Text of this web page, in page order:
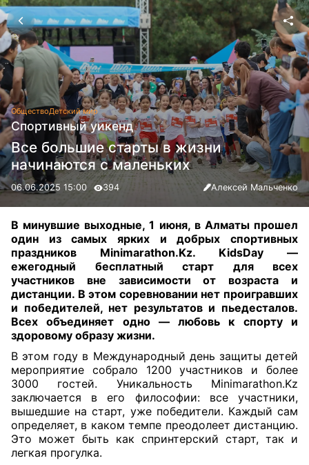
ОбществоДетский мир
Спортивный уикенд
Все большие старты в жизни
начинаются с маленьких
06.06.2025 15:00 394 Алексей Мальченко
В минувшие выходные, 1 июня, в Алматы прошел
один из самых ярких и добрых спортивных
праздников Minimarathon.Kz. KidsDay —
ежегодный бесплатный старт для всех
участников вне зависимости от возраста и
дистанции. В этом соревновании нет проигравших
и победителей, нет результатов и пьедесталов.
Всех объединяет одно — любовь к спорту и
здоровому образу жизни.
В этом году в Международный день защиты детей
мероприятие собрало 1200 участников и более
3000 гостей. Уникальность Minimarathon.Kz
заключается в его философии: все участники,
вышедшие на старт, уже победители. Каждый сам
определяет, в каком темпе преодолеет дистанцию.
Это может быть как спринтерский старт, так и
легкая прогулка.